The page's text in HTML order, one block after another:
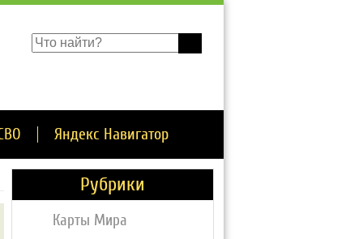
Яндекс Навигатор
Рубрики
Карты Мира